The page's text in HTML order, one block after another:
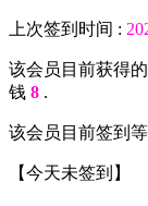
上次签到时间 :
该会员目前获得
钱 8 .
该会员目前签到
【今天未签到 】